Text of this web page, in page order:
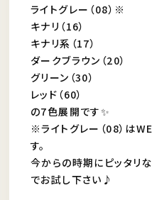
ライトグレー（08）※
キナリ（16）
キナリ系（17）
ダークブラウン（20）
グリーン（30）
レッド（60）
の7色展開です✨
※ライトグレー（08）は
す。
今からの時期にピッタリ
でお試し下さい♪